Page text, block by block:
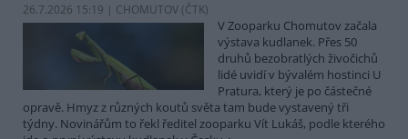
26.7.2026 15:19 | CHOMUTOV (ČTK)
V Zooparku Chomutov začala
výstava kudlanek. Přes 50
druhů bezobratlých živočichů
lidé uvidí v bývalém hostinci U
Pratura, který je po částečné
opravě. Hmyz z různých koutů světa tam bude vystavený tři
týdny. Novinářům to řekl ředitel zooparku Vít Lukáš, podle kterého